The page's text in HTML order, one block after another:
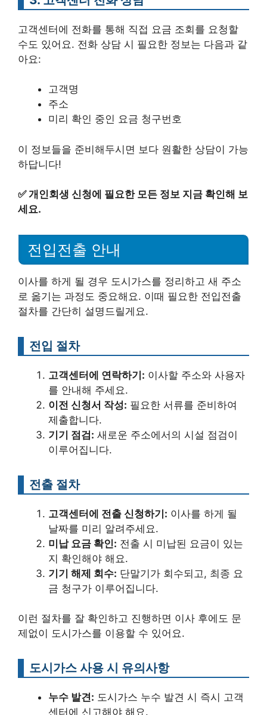
고객센터에 전화를 통해 직접 요금 조회를 요청할
수도 있어요. 전화 상담 시 필요한 정보는 다음과 같
아요:
고객명
주소
미리 확인 중인 요금 청구번호
이 정보들을 준비해두시면 보다 원활한 상담이 가능
하답니다!
✅개인회생 신청에 필요한 모든 정보 지금 확인해 보
세요.
전입전출 안내
이사를 하게 될 경우 도시가스를 정리하고 새 주소
로 옮기는 과정도 중요해요. 이때 필요한 전입전출
절차를 간단히 설명드릴게요.
전입 절차
고객센터에 연락하기: 이사할 주소와 사용자
를 안내해 주세요.
이전 신청서 작성: 필요한 서류를 준비하여
제출합니다.
기기 점검: 새로운 주소에서의 시설 점검이
이루어집니다.
전출 절차
고객센터에 전출 신청하기: 이사를 하게 될
날짜를 미리 알려주세요.
미납 요금 확인: 전출 시 미납된 요금이 있는
지 확인해야 해요.
기기 해제 회수: 단말기가 회수되고, 최종 요
금 청구가 이루어집니다.
이런 절차를 잘 확인하고 진행하면 이사 후에도 문
제없이 도시가스를 이용할 수 있어요.
도시가스 사용 시 유의사항
누수 발견: 도시가스 누수 발견 시 즉시 고객
센터에 신고해야 해요.